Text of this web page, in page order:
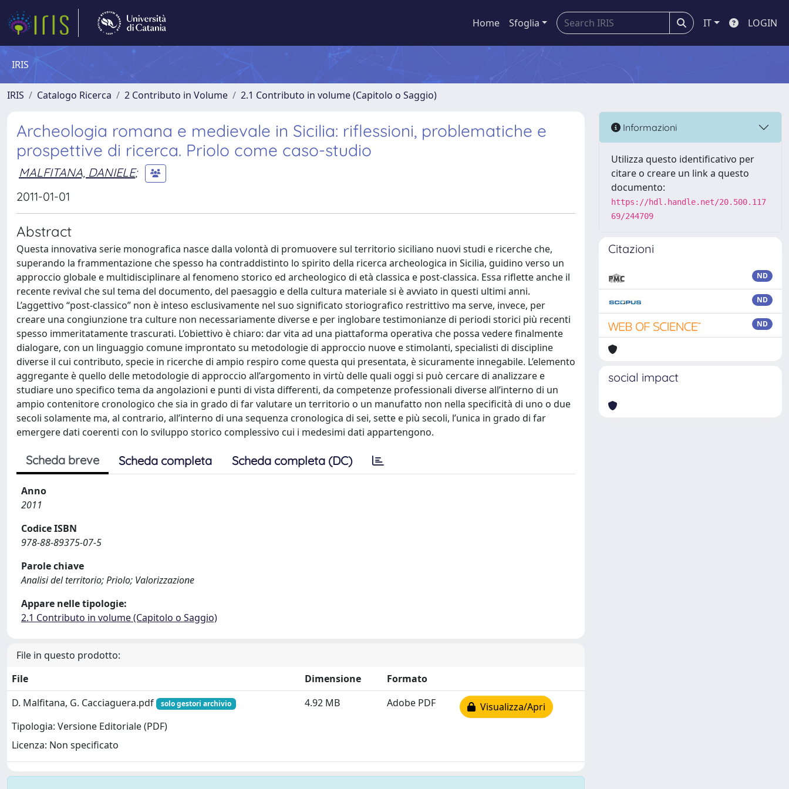
Home Sfoglia IT LOGIN
IRIS
IRIS Catalogo Ricerca 2 Contributo in Volume 2.1 Contributo in volume (Capitolo o Saggio)
Archeologia romana e medievale in Sicilia: riflessioni, problematiche e
prospettive di ricerca. Priolo come caso-studio
MALFITANA, DANIELE;
2011-01-01
Abstract
Questa innovativa serie monografica nasce dalla volontà di promuovere sul territorio siciliano nuovi studi e ricerche che,
superando la frammentazione che spesso ha contraddistinto lo spirito della ricerca archeologica in Sicilia, guidino verso un
approccio globale e multidisciplinare al fenomeno storico ed archeologico di età classica e post-classica. Essa riflette anche il
recente revival che sul tema del documento, del paesaggio e della cultura materiale si è avviato in questi ultimi anni.
L’aggettivo “post-classico” non è inteso esclusivamente nel suo significato storiografico restrittivo ma serve, invece, per
creare una congiunzione tra culture non necessariamente diverse e per inglobare testimonianze di periodi storici più recenti
spesso immeritatamente trascurati. L’obiettivo è chiaro: dar vita ad una piattaforma operativa che possa vedere finalmente
dialogare, con un linguaggio comune improntato su metodologie di approccio nuove e stimolanti, specialisti di discipline
diverse il cui contributo, specie in ricerche di ampio respiro come questa qui presentata, è sicuramente innegabile. L’elemento
aggregante è quello delle metodologie di approccio all’argomento in virtù delle quali oggi si può cercare di analizzare e
studiare uno specifico tema da angolazioni e punti di vista differenti, da competenze professionali diverse all’interno di un
ampio contenitore cronologico che sia in grado di far valutare un territorio o un manufatto non nella specificità di uno o due
secoli solamente ma, al contrario, all’interno di una sequenza cronologica di sei, sette e più secoli, l’unica in grado di far
emergere dati coerenti con lo sviluppo storico complessivo cui i medesimi dati appartengono.
Scheda breve Scheda completa Scheda completa (DC)
Anno
2011
Codice ISBN
978-88-89375-07-5
Parole chiave
Analisi del territorio; Priolo; Valorizzazione
Appare nelle tipologie:
2.1 Contributo in volume (Capitolo o Saggio)
File in questo prodotto:
File
Dimensione
Formato
D. Malfitana, G. Cacciaguera.pdf
solo gestori archivio
Tipologia: Versione Editoriale (PDF)
Licenza: Non specificato
4.92 MB Adobe PDF Visualizza/Apri
Informazioni
Utilizza questo identificativo per
citare o creare un link a questo
documento:
https://hdl.handle.net/20.500.117
69/244709
Citazioni
ND
ND
ND
social impact